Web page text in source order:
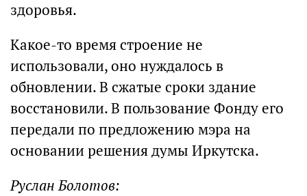
здоровья.
Какое-то время строение не
использовали, оно нуждалось в
обновлении. В сжатые сроки здание
восстановили. В пользование Фонду его
передали по предложению мэра на
основании решения думы Иркутска.
Руслан Болотов: